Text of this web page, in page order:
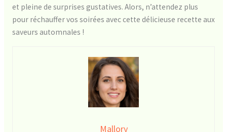
et pleine de surprises gustatives. Alors, n’attendez plus
pour réchauffer vos soirées avec cette délicieuse recette aux
saveurs automnales !
Mallory